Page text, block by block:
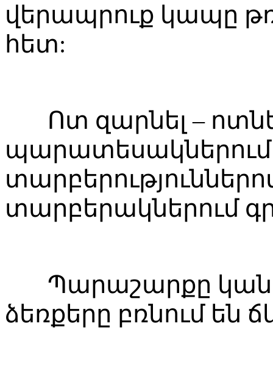
վերապրուք կապը
հետ:
Ոտ զարնել –
պարատեսակներում
տարբերակներում
Պարաշարքը
ձեռքերը բռնում են